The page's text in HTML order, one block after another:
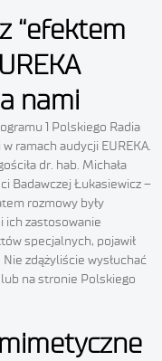
“efektem
nami
1 Polskiego Radia
ramach audycji EUREKA.
dr. hab. Michała
Badawczej Łukasiewicz –
rozmowy były
ich zastosowanie
specjalnych, pojawił
zdążyliście wysłuchać
na stronie Polskiego